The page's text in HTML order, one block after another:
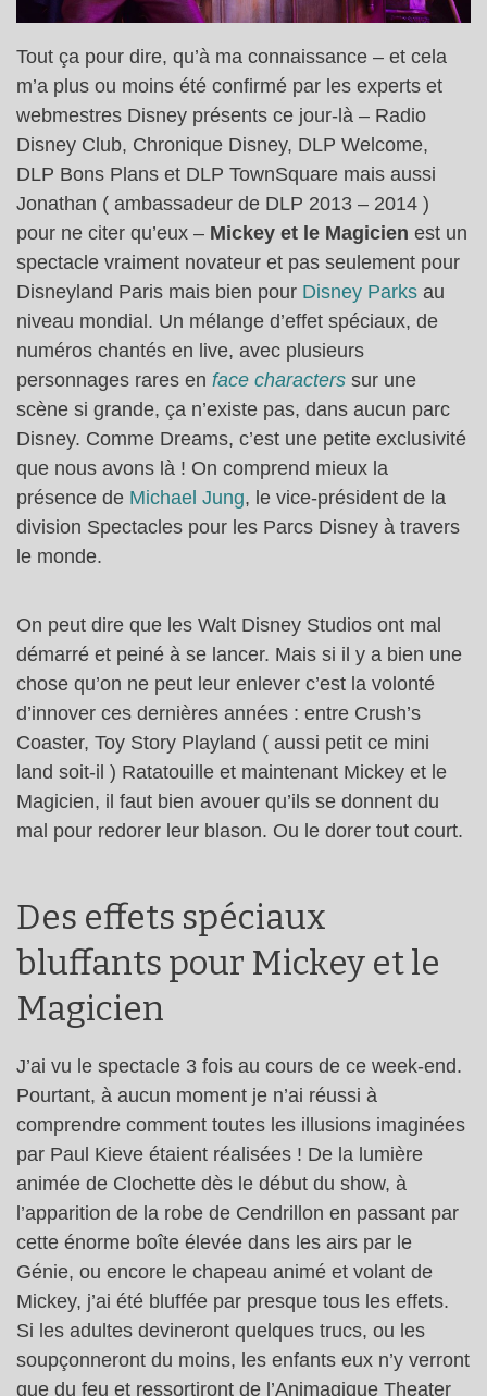
Tout ça pour dire, qu’à ma connaissance – et cela
m’a plus ou moins été confirmé par les experts et
webmestres Disney présents ce jour-là – Radio
Disney Club, Chronique Disney, DLP Welcome,
DLP Bons Plans et DLP TownSquare mais aussi
Jonathan ( ambassadeur de DLP 2013 – 2014 )
pour ne citer qu’eux – Mickey et le Magicien est un
spectacle vraiment novateur et pas seulement pour
Disneyland Paris mais bien pour Disney Parks au
niveau mondial. Un mélange d’effet spéciaux, de
numéros chantés en live, avec plusieurs
personnages rares en face characters sur une
scène si grande, ça n’existe pas, dans aucun parc
Disney. Comme Dreams, c’est une petite exclusivité
que nous avons là ! On comprend mieux la
présence de Michael Jung, le vice-président de la
division Spectacles pour les Parcs Disney à travers
le monde.
On peut dire que les Walt Disney Studios ont mal
démarré et peiné à se lancer. Mais si il y a bien une
chose qu’on ne peut leur enlever c’est la volonté
d’innover ces dernières années : entre Crush’s
Coaster, Toy Story Playland ( aussi petit ce mini
land soit-il ) Ratatouille et maintenant Mickey et le
Magicien, il faut bien avouer qu’ils se donnent du
mal pour redorer leur blason. Ou le dorer tout court.
Des effets spéciaux
bluffants pour Mickey et le
Magicien
J’ai vu le spectacle 3 fois au cours de ce week-end.
Pourtant, à aucun moment je n’ai réussi à
comprendre comment toutes les illusions imaginées
par Paul Kieve étaient réalisées ! De la lumière
animée de Clochette dès le début du show, à
l’apparition de la robe de Cendrillon en passant par
cette énorme boîte élevée dans les airs par le
Génie, ou encore le chapeau animé et volant de
Mickey, j’ai été bluffée par presque tous les effets.
Si les adultes devineront quelques trucs, ou les
soupçonneront du moins, les enfants eux n’y verront
que du feu et ressortiront de l’Animagique Theater